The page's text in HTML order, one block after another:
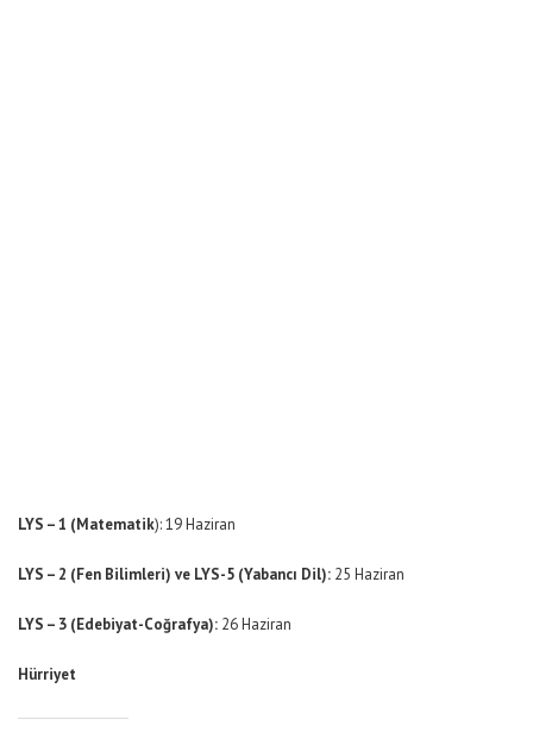
LYS – 1 (Matematik): 19 Haziran
LYS – 2 (Fen Bilimleri) ve LYS-5 (Yabancı Dil): 25 Haziran
LYS – 3 (Edebiyat-Coğrafya): 26 Haziran
Hürriyet